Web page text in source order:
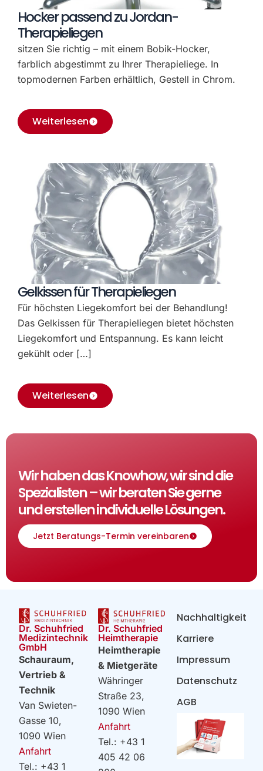
Hocker passend zu Jordan-
Therapieliegen
sitzen Sie richtig – mit einem Bobik-Hocker,
farblich abgestimmt zu Ihrer Therapieliege. In
topmodernen Farben erhältlich, Gestell in Chrom.
Weiterlesen
Gelkissen für Therapieliegen
Für höchsten Liegekomfort bei der Behandlung!
Das Gelkissen für Therapieliegen bietet höchsten
Liegekomfort und Entspannung. Es kann leicht
gekühlt oder […]
Weiterlesen
Wir haben das Knowhow, wir sind die
Spezialisten – wir beraten Sie gerne
und erstellen individuelle Lösungen.
Jetzt Beratungs-Termin vereinbaren
Dr. Schuhfried
Medizintechnik
GmbH
Schauraum,
Vertrieb &
Technik
Van Swieten-
Gasse 10,
1090 Wien
Anfahrt
Tel.: +43 1
Dr. Schuhfried
Heimtherapie
Heimtherapie
& Mietgeräte
Währinger
Straße 23,
1090 Wien
Anfahrt
Tel.: +43 1
405 42 06
Nachhaltigkeit
Karriere
Impressum
Datenschutz
AGB